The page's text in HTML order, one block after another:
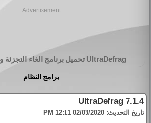
Advertisement
UltraDefrag تحميل برنامج الغاء التجزئة
برامج النظام
UltraDefrag 7.1.4
تاريخ التحديث: 02/03/2020 12:11 PM